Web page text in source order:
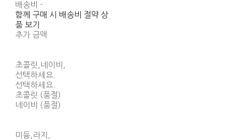
배송비 -
함께 구매 시 배송비 절약 상
품 보기
추가 금액
초콜릿,네이비,
선택하세요.
선택하세요.
초콜릿 (품절)
네이비 (품절)
미듐,라지,